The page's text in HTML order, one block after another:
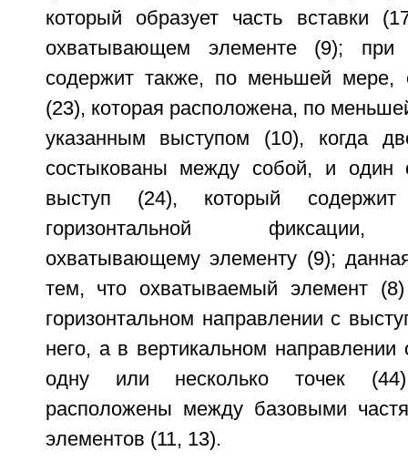
который образует часть вставки
охватывающем элементе (9); при
содержит также, по меньшей мере,
(23), которая расположена, по
указанным выступом (10), когда
состыкованы между собой, и один
выступ (24), который содержит
горизонтальной фиксации,
охватывающему элементу (9);
тем, что охватываемый элемент (8)
горизонтальном направлении с
него, а в вертикальном направлении
одну или несколько точек
расположены между базовыми
элементов (11, 13).